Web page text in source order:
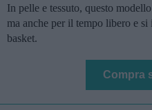
In pelle e tessuto, questo
ma anche per il tempo libero e si
basket.
Compra